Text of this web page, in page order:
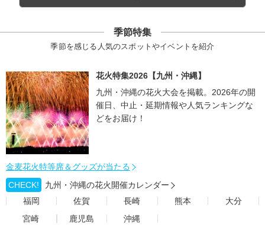
季節特集
季節を感じる人気のスポットやイベントを紹介
花火特集2026【九州・沖縄】
九州・沖縄の花火大会を掲載。2026年の開
催日、中止・延期情報や人気ランキングな
どをお届け！
金麦花火特等席＆グッズが当たる
CHECK!
九州・沖縄の花火開催カレンダー
福岡
佐賀 長崎 熊本
大分
宮崎
鹿児島 沖縄